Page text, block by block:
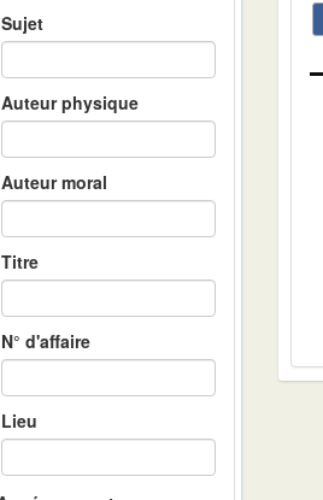
Sujet
Auteur physique
Auteur moral
Titre
N° d'affaire
Lieu